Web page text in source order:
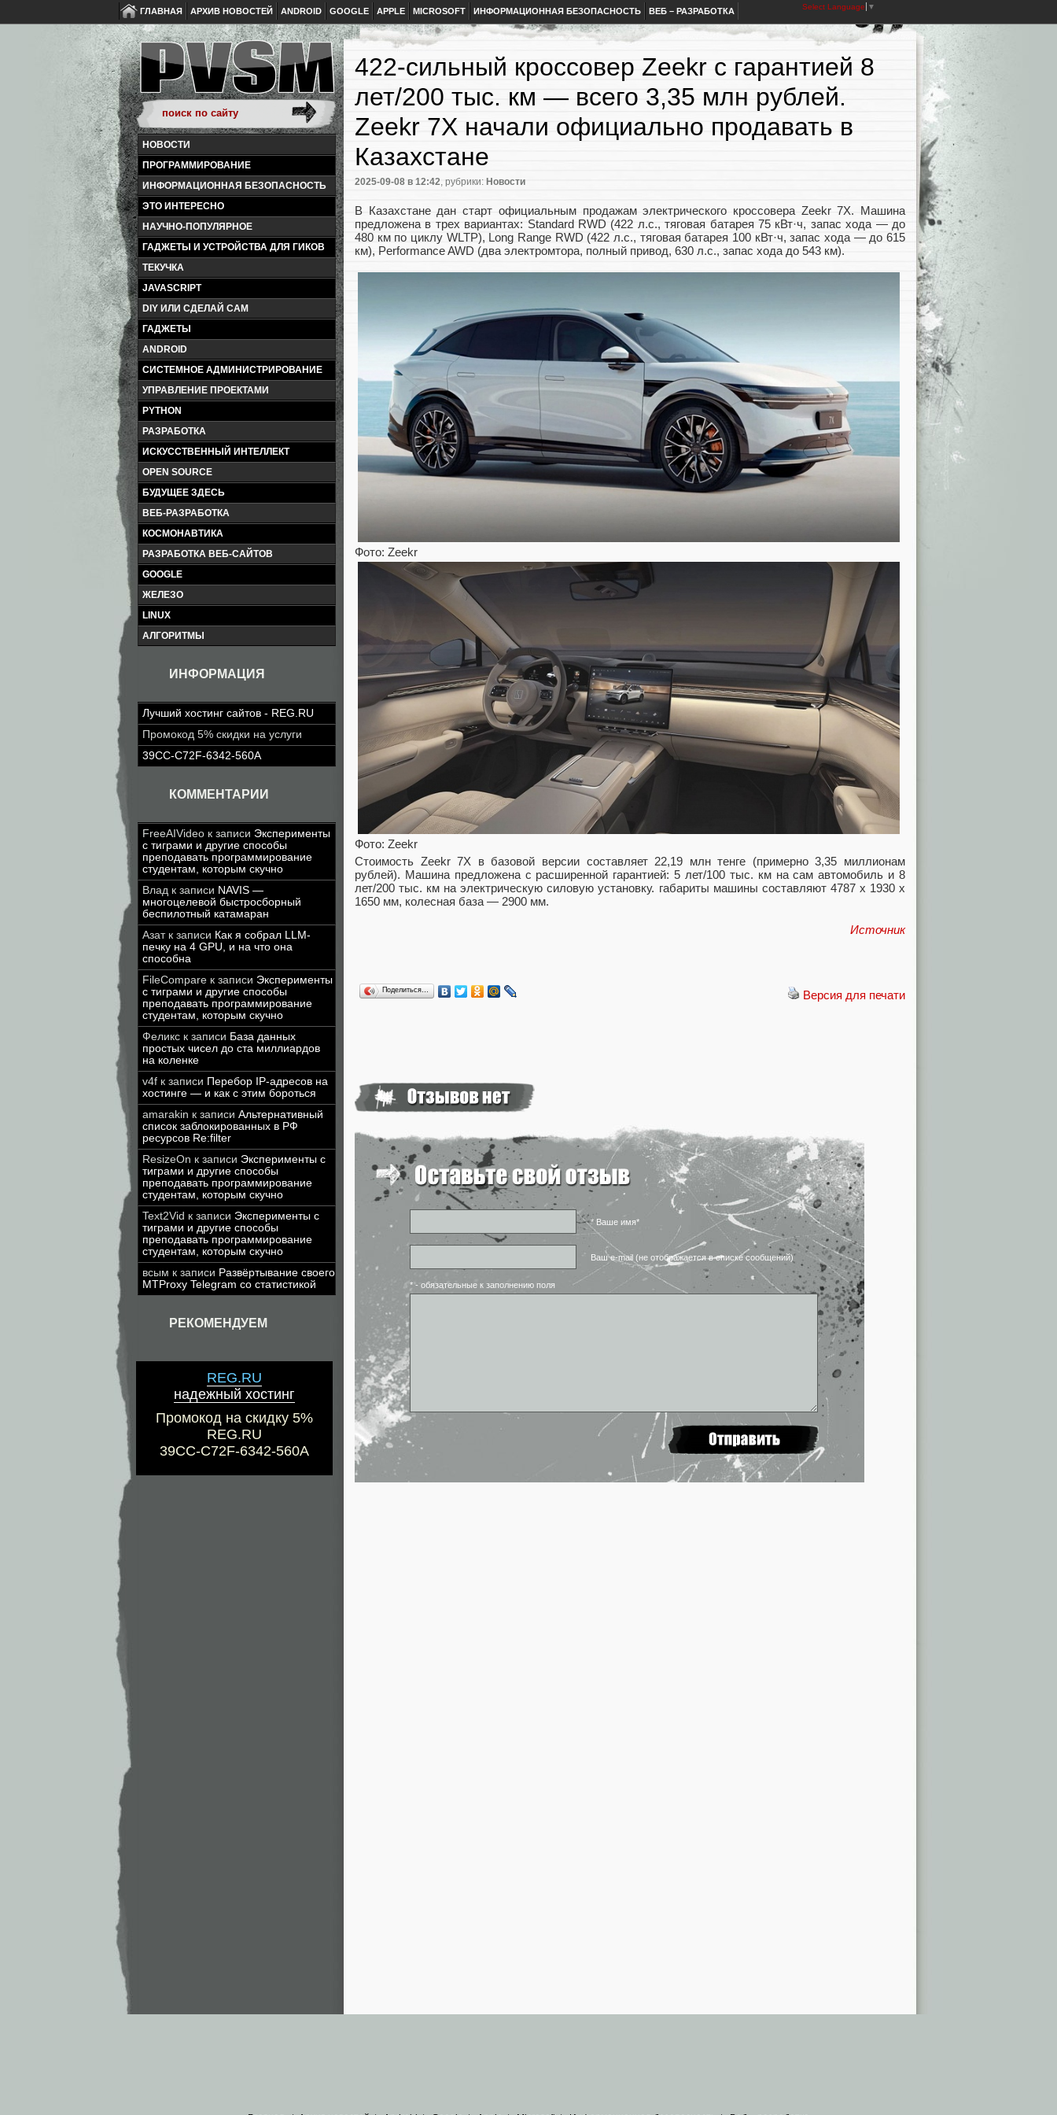
ГЛАВНАЯ АРХИВ НОВОСТЕЙ ANDROID GOOGLE APPLE MICROSOFT ИНФОРМАЦИОННАЯ БЕЗОПАСНОСТЬ ВЕБ – РАЗРАБОТКА Select Language ▼
НОВОСТИ
ПРОГРАММИРОВАНИЕ
ИНФОРМАЦИОННАЯ БЕЗОПАСНОСТЬ
ЭТО ИНТЕРЕСНО
НАУЧНО-ПОПУЛЯРНОЕ
ГАДЖЕТЫ И УСТРОЙСТВА ДЛЯ ГИКОВ
ТЕКУЧКА
JAVASCRIPT
DIY ИЛИ СДЕЛАЙ САМ
ГАДЖЕТЫ
ANDROID
СИСТЕМНОЕ АДМИНИСТРИРОВАНИЕ
УПРАВЛЕНИЕ ПРОЕКТАМИ
PYTHON
РАЗРАБОТКА
ИСКУССТВЕННЫЙ ИНТЕЛЛЕКТ
OPEN SOURCE
БУДУЩЕЕ ЗДЕСЬ
ВЕБ-РАЗРАБОТКА
КОСМОНАВТИКА
РАЗРАБОТКА ВЕБ-САЙТОВ
GOOGLE
ЖЕЛЕЗО
LINUX
АЛГОРИТМЫ
ИНФОРМАЦИЯ
Лучший хостинг сайтов - REG.RU
Промокод 5% скидки на услуги
39CC-C72F-6342-560A
КОММЕНТАРИИ
FreeAIVideo к записи Эксперименты
с тиграми и другие способы
преподавать программирование
студентам, которым скучно
Влад к записи NAVIS —
многоцелевой быстросборный
беспилотный катамаран
Азатк записи Как я собрал LLM-
печку на 4 GPU, и на что она
способна
FileCompare к записи Эксперименты
с тиграми и другие способы
преподавать программирование
студентам, которым скучно
Феликс к записи База данных
простых чисел до ста миллиардов
на коленке
v4f к записи Перебор IP-адресов на
хостинге — и как с этим бороться
amarakin к записи Альтернативный
список заблокированных в РФ
ресурсов Re:filter
ResizeOn к записи Эксперименты с
тиграми и другие способы
преподавать программирование
студентам, которым скучно
Text2Vid к записи Эксперименты с
тиграми и другие способы
преподавать программирование
студентам, которым скучно
всым к записи Развёртывание своего
MTProxy Telegram со статистикой
РЕКОМЕНДУЕМ
REG.RU
надежный хостинг
Промокод на скидку 5%
REG.RU
39CC-C72F-6342-560A
422-сильный кроссовер Zeekr с гарантией 8
лет/200 тыс. км — всего 3,35 млн рублей.
Zeekr 7X начали официально продавать в
Казахстане
2025-09-08 в 12:42, рубрики: Новости
В Казахстане дан старт официальным продажам электрического кроссовера Zeekr 7X. Машина
предложена в трех вариантах: Standard RWD (422 л.с., тяговая батарея 75 кВт·ч, запас хода — до
480 км по циклу WLTP), Long Range RWD (422 л.с., тяговая батарея 100 кВт·ч, запас хода — до 615
км), Performance AWD (два электромтора, полный привод, 630 л.с., запас хода до 543 км).
Фото: Zeekr
Фото: Zeekr
Стоимость Zeekr 7X в базовой версии составляет 22,19 млн тенге (примерно 3,35 миллионам
рублей). Машина предложена с расширенной гарантией: 5 лет/100 тыс. км на сам автомобиль и 8
лет/200 тыс. км на электрическую силовую установку. габариты машины составляют 4787 х 1930 х
1650 мм, колесная база — 2900 мм.
Источник
Версия для печати
Поделиться…
* Ваше имя*
Ваш e-mail (не отображается в списке сообщений)
* - обязательные к заполнению поля